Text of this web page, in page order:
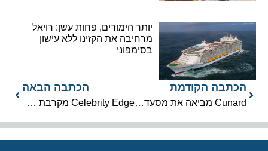
יותר הימורים, פחות עשן: רויאל
מרחיבה את הקזינו ללא עישון
בסימפוני
הכתבה הקודמת
Cunard מביאה את מסעדת Outlaw’s Fish Kitchen לקווין ויקטוריה
הכתבה הבאה
Celebrity Edge מקרבת את היופי הטבעי של אוסטרליה וניו זילנד